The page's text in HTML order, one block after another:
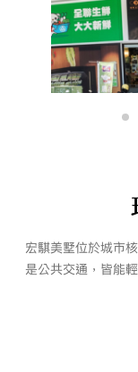
宏騏美墅位於城市
是公共交通，皆能